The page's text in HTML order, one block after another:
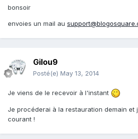
bonsoir
envoies un mail au
Gilou9
Posté(e) May 13, 2014
Je viens de le recevoir à l'instant
Je procéderai à la restauration demain et
courant !